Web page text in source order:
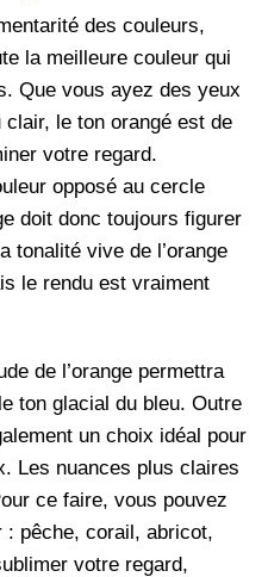
des couleurs,
la meilleure couleur qui
Que vous ayez des yeux
le ton orangé est de
votre regard.
opposé au cercle
doit donc toujours figurer
tonalité vive de l’orange
le rendu est vraiment
de l’orange permettra
ton glacial du bleu. Outre
un choix idéal pour
Les nuances plus claires
ce faire, vous pouvez
pêche, corail, abricot,
votre regard,